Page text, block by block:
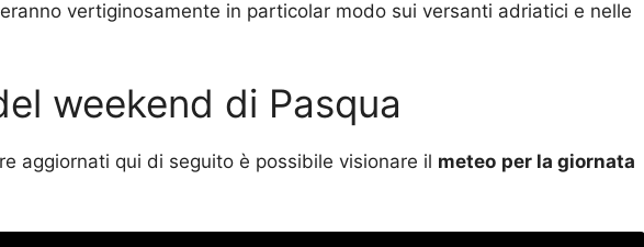
vertiginosamente in particolar modo sui versanti adriatici e nelle
weekend di Pasqua
aggiornati qui di seguito è possibile visionare il meteo per la giornata